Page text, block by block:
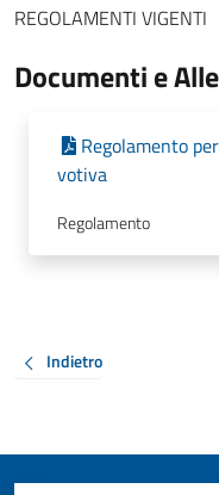
REGOLAMENTI VIGENTI
Documenti e
Regolamento
votiva
Regolamento
Indietro